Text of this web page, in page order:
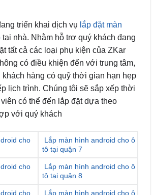
triển khai dịch vụ lắp đặt màn
tại nhà. Nhằm hỗ trợ quý khách đang
tất cả các loại phụ kiện của ZKar
có điều khiện đến với trung tâm,
hàng có quỹ thời gian hạn hẹp
lịch trình. Chúng tôi sẽ sắp xếp thời
có thể đến lắp đặt dựa theo
với quý khách
cho
Lắp màn hình android cho ô
tô tại quận 7
cho
Lắp màn hình android cho ô
tô tại quận 8
cho Lắp màn hình android cho ô